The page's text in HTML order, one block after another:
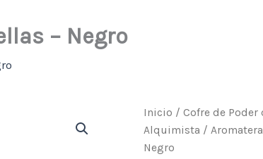
– Negro
Inicio /Cofre de Poder
Alquimista /
Negro
Quemador
de
Aceite
–